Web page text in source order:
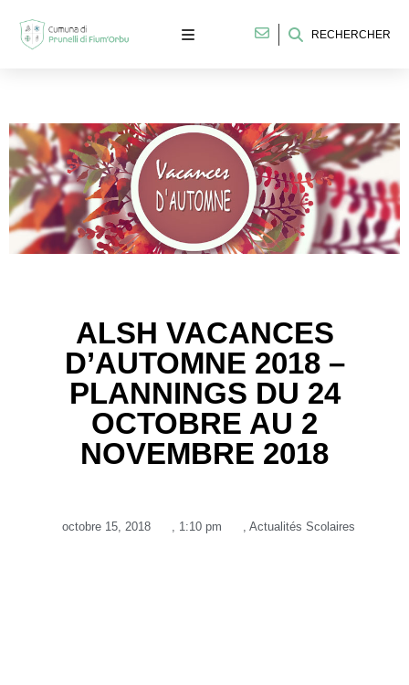
RECHERCHER
ALSH VACANCES
D’AUTOMNE 2018 –
PLANNINGS DU 24
OCTOBRE AU 2
NOVEMBRE 2018
octobre 15, 2018 1:10 pm Actualités Scolaires